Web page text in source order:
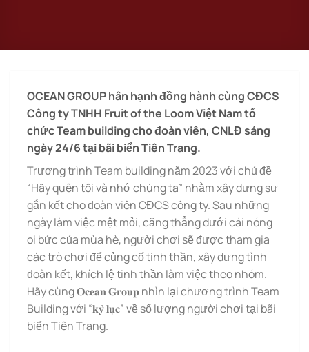
OCEAN GROUPhân hạnh đồng hành cùng CĐCS
Công tyTNHH Fruit of the Loom Việt Namtổ
chức Team building cho đoàn viên, CNLĐ sáng
ngày 24/6 tại bãi biểnTiên Trang.
Trương trình Team building năm 2023 với chủ đề
“Hãy quên tôi và nhớ chúng ta” nhằm xây dựng sự
gắn kết cho đoàn viên CĐCS công ty. Sau những
ngày làm việc mệt mỏi, căng thẳng dưới cái nóng
oi bức của mùa hè, người chơi sẽ được tham gia
các trò chơi để củng cố tinh thần, xây dựng tình
đoàn kết, khích lệ tinh thần làm việc theo nhóm.
Hãy cùng 𝐎𝐜𝐞𝐚𝐧 𝐆𝐫𝐨𝐮𝐩 nhìn lại chương trình Team
Building với “𝐤𝐲̉ 𝐥𝐮̣𝐜” về số lượng người chơi tại bãi
biển Tiên Trang.